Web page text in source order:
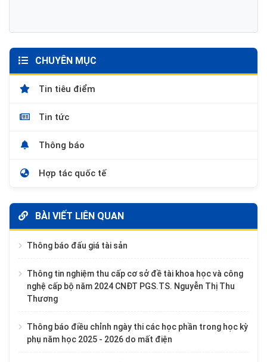
CHUYÊN MỤC
Tin tiêu điểm
Tin tức
Thông báo
Hợp tác quốc tế
BÀI VIẾT LIÊN QUAN
Thông báo đấu giá tài sản
Thông tin nghiệm thu cấp cơ sở đề tài khoa học và công
nghệ cấp bộ năm 2024 CNĐT PGS.TS. Nguyễn Thị Thu
Thương
Thông báo điều chỉnh ngày thi các học phần trong học kỳ
phụ năm học 2025 - 2026 do mất điện